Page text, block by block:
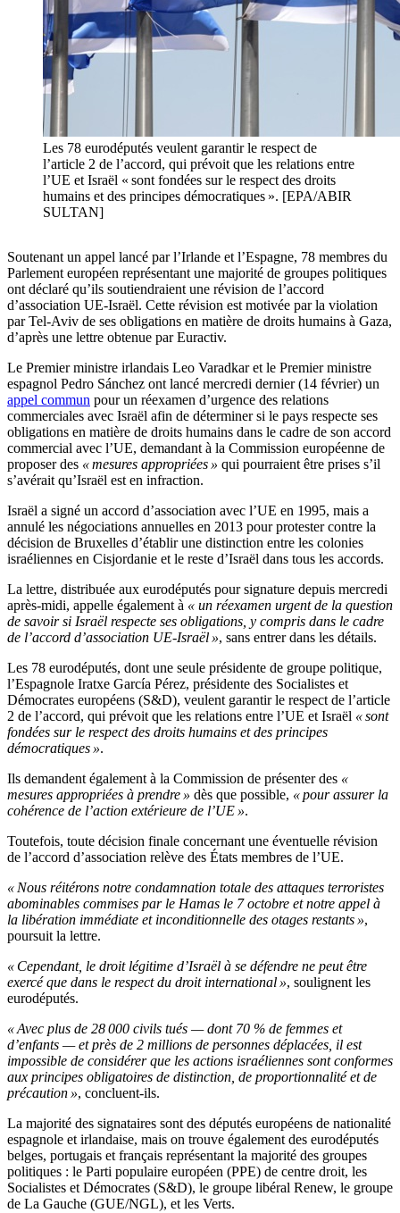
Les 78 eurodéputés veulent garantir le respect de
l’article 2 de l’accord, qui prévoit que les relations entre
l’UE et Israël « sont fondées sur le respect des droits
humains et des principes démocratiques ». [EPA/ABIR
SULTAN]
Soutenant un appel lancé par l’Irlande et l’Espagne, 78 membres du
Parlement européen représentant une majorité de groupes politiques
ont déclaré qu’ils soutiendraient une révision de l’accord
d’association UE-Israël. Cette révision est motivée par la violation
par Tel-Aviv de ses obligations en matière de droits humains à Gaza,
d’après une lettre obtenue par Euractiv.
Le Premier ministre irlandais Leo Varadkar et le Premier ministre
espagnol Pedro Sánchez ont lancé mercredi dernier (14 février) un
appel commun pour un réexamen d’urgence des relations
commerciales avec Israël afin de déterminer si le pays respecte ses
obligations en matière de droits humains dans le cadre de son accord
commercial avec l’UE, demandant à la Commission européenne de
proposer des « mesures appropriées » qui pourraient être prises s’il
s’avérait qu’Israël est en infraction.
Israël a signé un accord d’association avec l’UE en 1995, mais a
annulé les négociations annuelles en 2013 pour protester contre la
décision de Bruxelles d’établir une distinction entre les colonies
israéliennes en Cisjordanie et le reste d’Israël dans tous les accords.
La lettre, distribuée aux eurodéputés pour signature depuis mercredi
après-midi, appelle également à « un réexamen urgent de la question
de savoir si Israël respecte ses obligations, y compris dans le cadre
de l’accord d’association UE-Israël », sans entrer dans les détails.
Les 78 eurodéputés, dont une seule présidente de groupe politique,
l’Espagnole Iratxe García Pérez, présidente des Socialistes et
Démocrates européens (S&D), veulent garantir le respect de l’article
2 de l’accord, qui prévoit que les relations entre l’UE et Israël « sont
fondées sur le respect des droits humains et des principes
démocratiques ».
Ils demandent également à la Commission de présenter des «
mesures appropriées à prendre » dès que possible, « pour assurer la
cohérence de l’action extérieure de l’UE ».
Toutefois, toute décision finale concernant une éventuelle révision
de l’accord d’association relève des États membres de l’UE.
« Nous réitérons notre condamnation totale des attaques terroristes
abominables commises par le Hamas le 7 octobre et notre appel à
la libération immédiate et inconditionnelle des otages restants »,
poursuit la lettre.
« Cependant, le droit légitime d’Israël à se défendre ne peut être
exercé que dans le respect du droit international », soulignent les
eurodéputés.
« Avec plus de 28 000 civils tués — dont 70 % de femmes et
d’enfants — et près de 2 millions de personnes déplacées, il est
impossible de considérer que les actions israéliennes sont conformes
aux principes obligatoires de distinction, de proportionnalité et de
précaution », concluent-ils.
La majorité des signataires sont des députés européens de nationalité
espagnole et irlandaise, mais on trouve également des eurodéputés
belges, portugais et français représentant la majorité des groupes
politiques : le Parti populaire européen (PPE) de centre droit, les
Socialistes et Démocrates (S&D), le groupe libéral Renew, le groupe
de La Gauche (GUE/NGL), et les Verts.